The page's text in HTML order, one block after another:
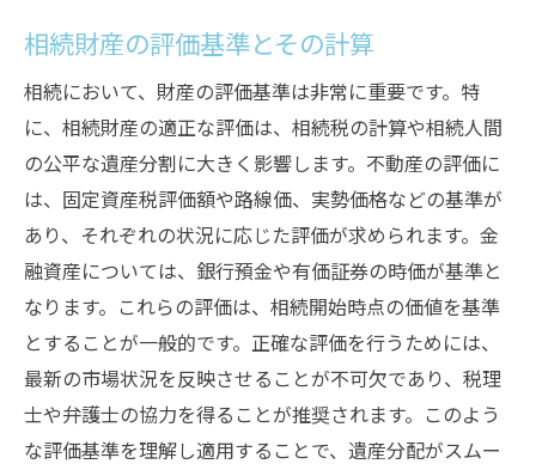
相続財産の評価基準とその計算
相続において、財産の評価基準は非常に重要です。特
に、相続財産の適正な評価は、相続税の計算や相続人間
の公平な遺産分割に大きく影響します。不動産の評価に
は、固定資産税評価額や路線価、実勢価格などの基準が
あり、それぞれの状況に応じた評価が求められます。金
融資産については、銀行預金や有価証券の時価が基準と
なります。これらの評価は、相続開始時点の価値を基準
とすることが一般的です。正確な評価を行うためには、
最新の市場状況を反映させることが不可欠であり、税理
士や弁護士の協力を得ることが推奨されます。このよう
な評価基準を理解し適用することで、遺産分配がスムー